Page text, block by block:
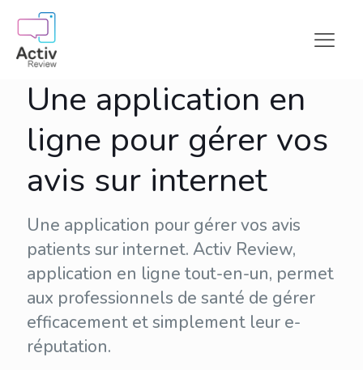
Une application en
ligne pour gérer vos
avis sur internet
Une application pour gérer vos avis
patients sur internet. Activ Review,
application en ligne tout-en-un, permet
aux professionnels de santé de gérer
efficacement et simplement leur e-
réputation.